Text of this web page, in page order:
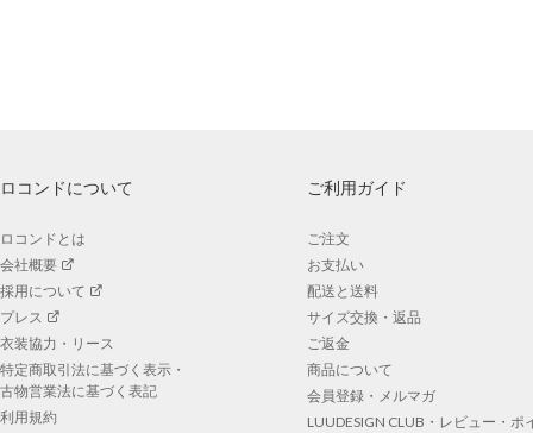
ロコンドについて
ロコンドとは
会社概要
採用について
プレス
衣装協力・リース
特定商取引法に基づく表示・
古物営業法に基づく表記
利用規約
ご利用ガイド
ご注文
お支払い
配送と送料
サイズ交換・返品
ご返金
商品について
会員登録・メルマガ
LUUDESIGN CLUB・レビュー・ポ